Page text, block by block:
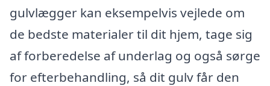
gulvlægger kan eksempelvis vejlede om
de bedste materialer til dit hjem, tage sig
af forberedelse af underlag og også sørge
for efterbehandling, så dit gulv får den